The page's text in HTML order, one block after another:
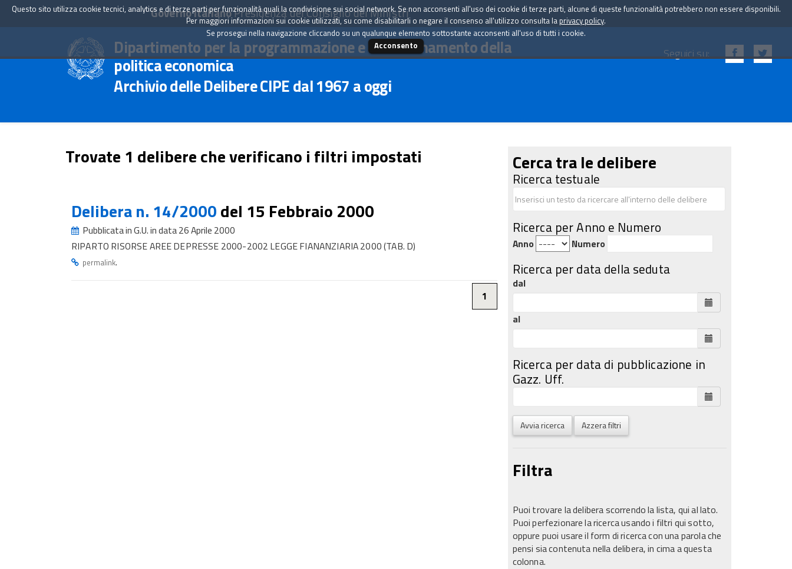
Governo ItalianoPresidenza del Consiglio dei Ministri
Dipartimento per la programmazione e il coordinamento della
politica economica
Archivio delle Delibere CIPE dal 1967 a oggi
Seguici su:
Trovate 1 delibere che verificano i filtri impostati
Delibera n. 14/2000del 15 Febbraio 2000
Pubblicata in G.U. in data 26 Aprile 2000
RIPARTO RISORSE AREE DEPRESSE 2000-2002 LEGGE FIANANZIARIA 2000 (TAB. D)
permalink.
1
Cerca tra le delibere
Ricerca testuale
Ricerca per Anno e Numero
Anno Numero
Ricerca per data della seduta
dal
al
Ricerca per data di pubblicazione in
Gazz. Uff.
Avvia ricerca Azzera filtri
Filtra
Puoi trovare la delibera scorrendo la lista, qui al lato.
Puoi perfezionare la ricerca usando i filtri qui sotto,
oppure puoi usare il form di ricerca con una parola che
pensi sia contenuta nella delibera, in cima a questa
colonna.
Questo sito utilizza cookie tecnici, analytics e di terze parti per funzionalità quali la condivisione sui social network. Se non acconsenti all'uso dei cookie di terze parti, alcune di queste funzionalità potrebbero non essere disponibili.
Per maggiori informazioni sui cookie utilizzati, su come disabilitarli o negare il consenso all'utilizzo consulta la privacy policy.
Se prosegui nella navigazione cliccando su un qualunque elemento sottostante acconsenti all'uso di tutti i cookie.
Acconsento